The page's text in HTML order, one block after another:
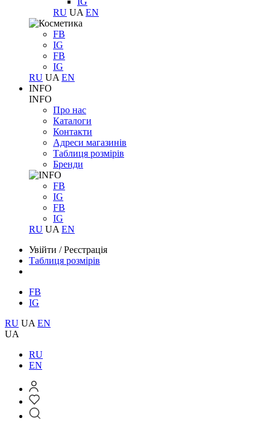
RU UA EN
FB
IG
FB
IG
RU UA EN
INFO
INFO
Про нас
Каталоги
Контакти
Адреси магазинів
Таблиця розмірів
Бренди
FB
IG
FB
IG
RU UA EN
Увійти /Реєстрація
Таблиця розмірів
FB
IG
RU UA EN
UA
RU
EN